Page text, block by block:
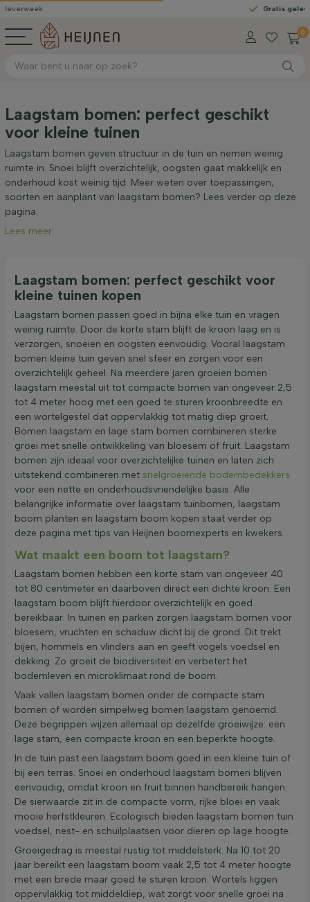
Gratis geleverd vanaf
0
Laagstam bomen: perfect geschikt
voor kleine tuinen
Laagstam bomen geven structuur in de tuin en nemen weinig
ruimte in. Snoei blijft overzichtelijk, oogsten gaat makkelijk en
onderhoud kost weinig tijd. Meer weten over toepassingen,
soorten en aanplant van laagstam bomen? Lees verder op deze
pagina.
Lees meer
Laagstam bomen: perfect geschikt voor
kleine tuinen kopen
Laagstam bomen passen goed in bijna elke tuin en vragen
weinig ruimte. Door de korte stam blijft de kroon laag en is
verzorgen, snoeien en oogsten eenvoudig. Vooral laagstam
bomen kleine tuin geven snel sfeer en zorgen voor een
overzichtelijk geheel. Na meerdere jaren groeien bomen
laagstam meestal uit tot compacte bomen van ongeveer 2,5
tot 4 meter hoog met een goed te sturen kroonbreedte en
een wortelgestel dat oppervlakkig tot matig diep groeit.
Bomen laagstam en lage stam bomen combineren sterke
groei met snelle ontwikkeling van bloesem of fruit. Laagstam
bomen zijn ideaal voor overzichtelijke tuinen en laten zich
uitstekend combineren met snelgroeiende bodembedekkers
voor een nette en onderhoudsvriendelijke basis. Alle
belangrijke informatie over laagstam tuinbomen, laagstam
boom planten en laagstam boom kopen staat verder op
deze pagina met tips van Heijnen boomexperts en kwekers.
Wat maakt een boom tot laagstam?
Laagstam bomen hebben een korte stam van ongeveer 40
tot 80 centimeter en daarboven direct een dichte kroon. Een
laagstam boom blijft hierdoor overzichtelijk en goed
bereikbaar. In tuinen en parken zorgen laagstam bomen voor
bloesem, vruchten en schaduw dicht bij de grond. Dit trekt
bijen, hommels en vlinders aan en geeft vogels voedsel en
dekking. Zo groeit de biodiversiteit en verbetert het
bodemleven en microklimaat rond de boom.
Vaak vallen laagstam bomen onder de compacte stam
bomen of worden simpelweg bomen laagstam genoemd.
Deze begrippen wijzen allemaal op dezelfde groeiwijze: een
lage stam, een compacte kroon en een beperkte hoogte.
In de tuin past een laagstam boom goed in een kleine tuin of
bij een terras. Snoei en onderhoud laagstam bomen blijven
eenvoudig, omdat kroon en fruit binnen handbereik hangen.
De sierwaarde zit in de compacte vorm, rijke bloei en vaak
mooie herfstkleuren. Ecologisch bieden laagstam bomen tuin
voedsel, nest- en schuilplaatsen voor dieren op lage hoogte.
Groeigedrag is meestal rustig tot middelsterk. Na 10 tot 20
jaar bereikt een laagstam boom vaak 2,5 tot 4 meter hoogte
met een brede maar goed te sturen kroon. Wortels liggen
oppervlakkig tot middeldiep, wat zorgt voor snelle groei na